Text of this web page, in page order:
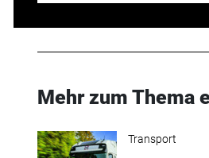
Mehr zum Thema
Transport